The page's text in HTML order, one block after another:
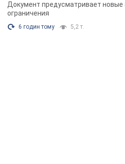
Документ предусматривает новые
ограничения
6 годин тому 5,2 т.